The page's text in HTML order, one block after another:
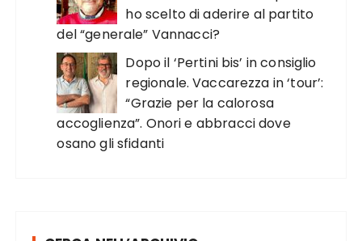
ho scelto di aderire al partito
del “generale” Vannacci?
Dopo il ‘Pertini bis’ in consiglio
regionale. Vaccarezza in ‘tour’:
“Grazie per la calorosa
accoglienza”. Onori e abbracci dove
osano gli sfidanti